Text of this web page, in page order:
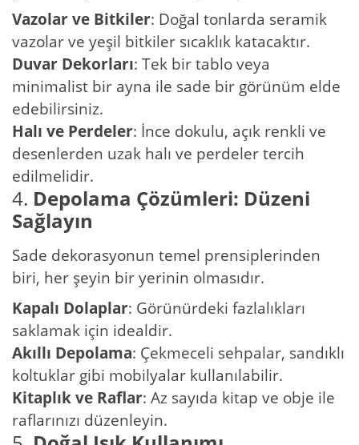
Vazolar ve Bitkiler: Doğal tonlarda seramik
vazolar ve yeşil bitkiler sıcaklık katacaktır.
Duvar Dekorları: Tek bir tablo veya
minimalist bir ayna ile sade bir görünüm elde
edebilirsiniz.
Halı ve Perdeler: İnce dokulu, açık renkli ve
desenlerden uzak halı ve perdeler tercih
edilmelidir.
4. Depolama Çözümleri: Düzeni
Sağlayın
Sade dekorasyonun temel prensiplerinden
biri, her şeyin bir yerinin olmasıdır.
Kapalı Dolaplar: Görünürdeki fazlalıkları
saklamak için idealdir.
Akıllı Depolama: Çekmeceli sehpalar, sandıklı
koltuklar gibi mobilyalar kullanılabilir.
Kitaplık ve Raflar: Az sayıda kitap ve obje ile
raflarınızı düzenleyin.